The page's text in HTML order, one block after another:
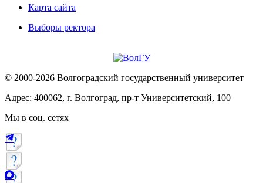
Карта сайта
Выборы ректора
© 2000-2026 Волгоградский государственный университет
Адрес: 400062, г. Волгоград, пр-т Университетский, 100
Мы в соц. сетях